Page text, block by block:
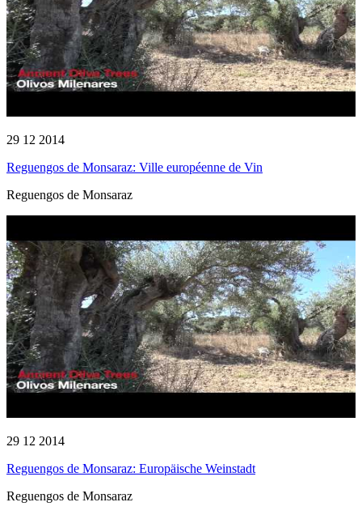
29 12 2014
Reguengos de Monsaraz: Ville européenne de Vin
Reguengos de Monsaraz
29 12 2014
Reguengos de Monsaraz: Europäische Weinstadt
Reguengos de Monsaraz